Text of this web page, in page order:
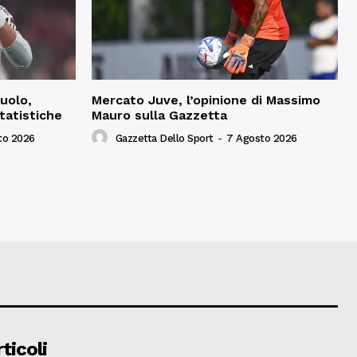
2026
Mercato Juve, l’opinione di Massimo
Mauro sulla Gazzetta
Gazzetta Dello Sport - 7 Agosto 2026